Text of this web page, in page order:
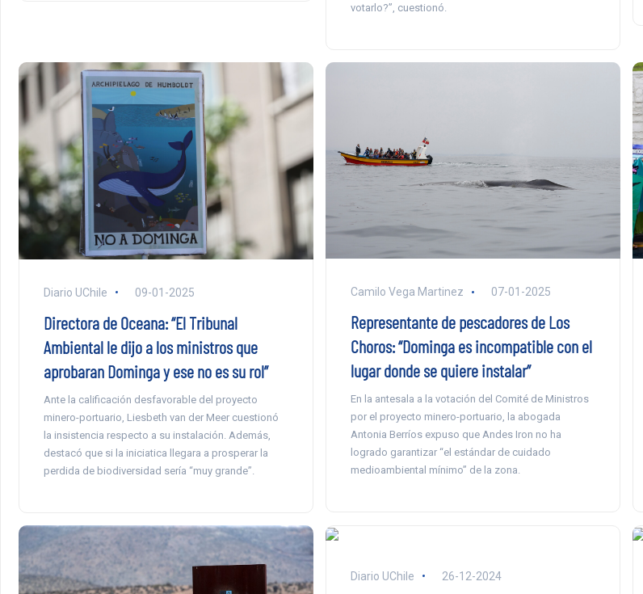
votarlo?”, cuestionó.
Diario UChile 09-01-2025
Directora de Oceana: “El Tribunal
Ambiental le dijo a los ministros que
aprobaran Dominga y ese no es su rol”
Ante la calificación desfavorable del proyecto
minero-portuario, Liesbeth van der Meer cuestionó
la insistencia respecto a su instalación. Además,
destacó que si la iniciatica llegara a prosperar la
perdida de biodiversidad sería “muy grande”.
Camilo Vega Martinez 07-01-2025
Representante de pescadores de Los
Choros: “Dominga es incompatible con el
lugar donde se quiere instalar”
En la antesala a la votación del Comité de Ministros
por el proyecto minero-portuario, la abogada
Antonia Berríos expuso que Andes Iron no ha
logrado garantizar “el estándar de cuidado
medioambiental mínimo” de la zona.
Diario UChile 26-12-2024